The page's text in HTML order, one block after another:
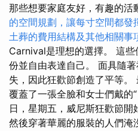
那些想要家庭友好，有趣的
的空間規劃，讓每寸空間都發
土葬的費用結構及其他相關事
Carnival是理想的選擇。 這
份並自由表達自己。 面具隨
失，因此狂歡節創造了平等。
覆蓋了一張全臉和女士們戴
日，星期五，威尼斯狂歡節開
然後穿著華麗的服裝的人們淹